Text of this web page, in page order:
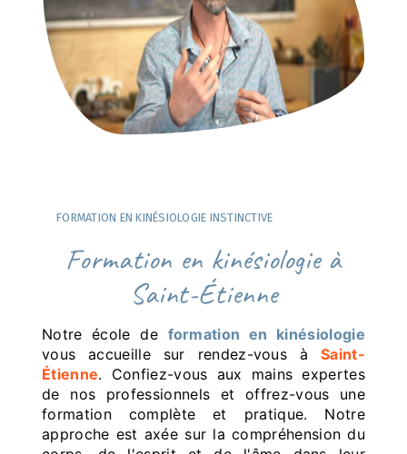
FORMATION EN KINÉSIOLOGIE INSTINCTIVE
formation en kinésiologie à
Saint-Étienne
Notre école de formation en kinésiologie
vous accueille sur rendez-vous àSaint-
Étienne. Confiez-vous aux mains expertes
de nos professionnels et offrez-vous une
formation complète et pratique. Notre
approche est axée sur la compréhension du